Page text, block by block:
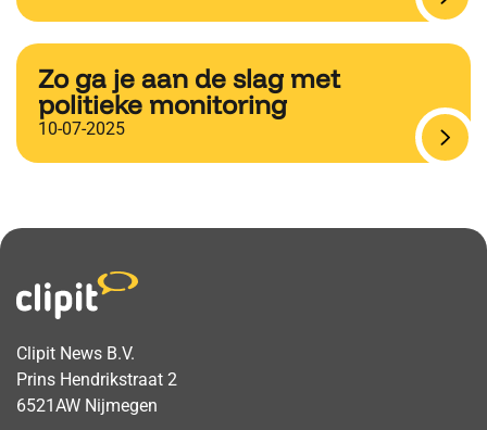
Zo ga je aan de slag met
politieke monitoring
10-07-2025
Clipit News B.V.
Prins Hendrikstraat 2
6521AW Nijmegen